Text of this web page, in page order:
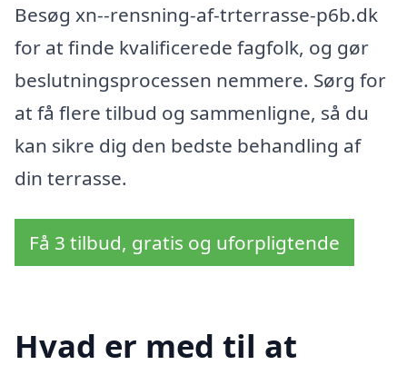
Besøg xn--rensning-af-trterrasse-p6b.dk
for at finde kvalificerede fagfolk, og gør
beslutningsprocessen nemmere. Sørg for
at få flere tilbud og sammenligne, så du
kan sikre dig den bedste behandling af
din terrasse.
Få 3 tilbud, gratis og uforpligtende
Hvad er med til at